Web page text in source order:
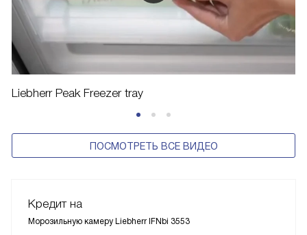
Liebherr Peak Freezer tray
ПОСМОТРЕТЬ ВСЕ ВИДЕО
Кредит на
Морозильную камеру Liebherr IFNbi 3553